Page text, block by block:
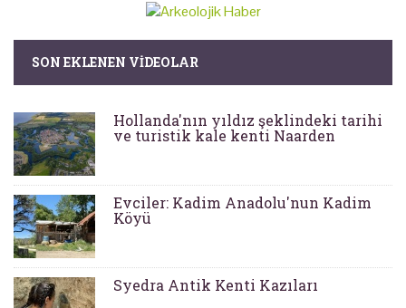
SON EKLENEN VIDEOLAR
Hollanda'nın yıldız şeklindeki tarihi
ve turistik kale kenti Naarden
Evciler: Kadim Anadolu'nun Kadim
Köyü
Syedra Antik Kenti Kazıları